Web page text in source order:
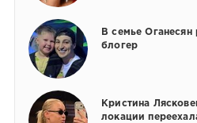
В семье Оганесян
блогер
Кристина
локации